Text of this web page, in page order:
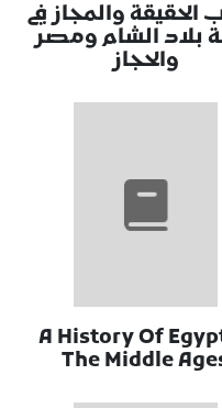
الحقيقة والمجاز في
بلاد الشام ومصر
والحجاز
A History Of
The Middle